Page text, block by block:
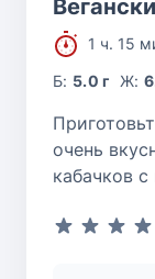
1 ч. 15
Б: 5.0 г Ж:
очень
кабачков